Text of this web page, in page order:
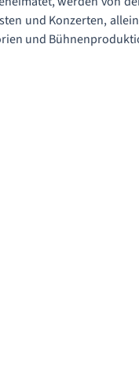
und Konzerten,
und